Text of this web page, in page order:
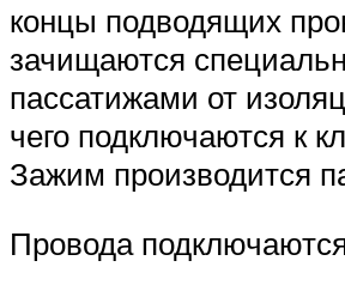
концы подводящих
зачищаются
пассатижами от
чего подключаются к
Зажим производится
Провода